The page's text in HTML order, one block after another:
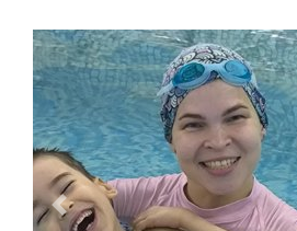
Previous